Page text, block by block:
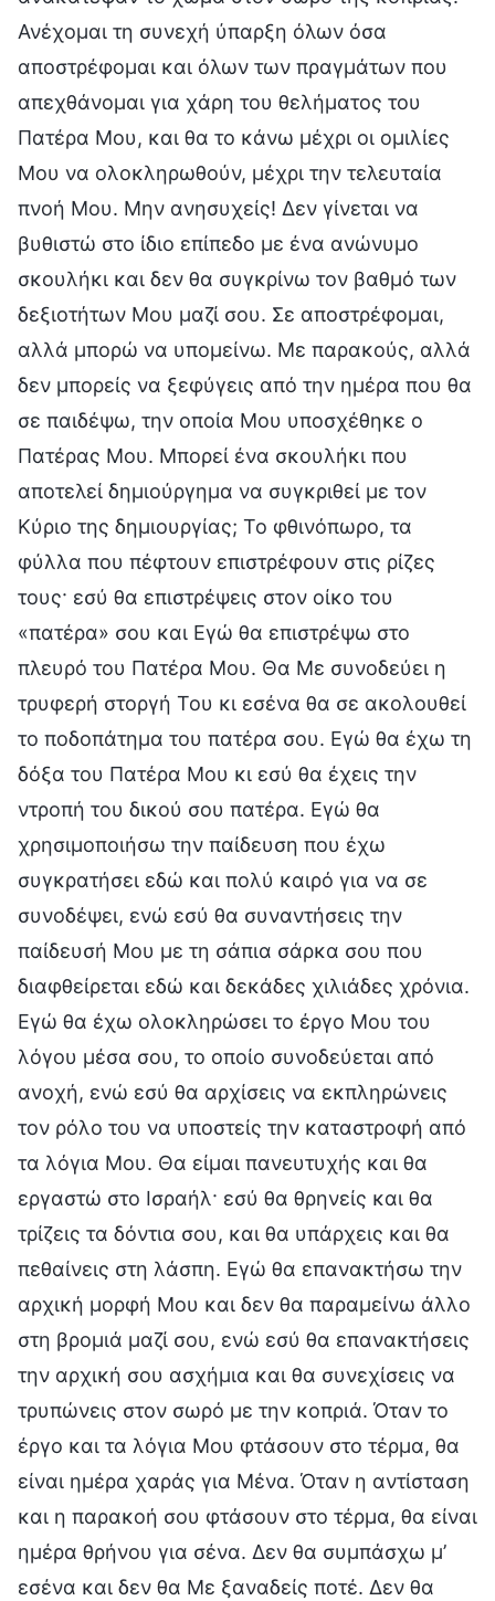
Ανέχομαι τη συνεχή ύπαρξη όλων όσα
αποστρέφομαι και όλων των πραγμάτων που
απεχθάνομαι για χάρη του θελήματος του
Πατέρα Μου, και θα το κάνω μέχρι οι ομιλίες
Μου να ολοκληρωθούν, μέχρι την τελευταία
πνοή Μου. Μην ανησυχείς! Δεν γίνεται να
βυθιστώ στο ίδιο επίπεδο με ένα ανώνυμο
σκουλήκι και δεν θα συγκρίνω τον βαθμό των
δεξιοτήτων Μου μαζί σου. Σε αποστρέφομαι,
αλλά μπορώ να υπομείνω. Με παρακούς, αλλά
δεν μπορείς να ξεφύγεις από την ημέρα που θα
σε παιδέψω, την οποία Μου υποσχέθηκε ο
Πατέρας Μου. Μπορεί ένα σκουλήκι που
αποτελεί δημιούργημα να συγκριθεί με τον
Κύριο της δημιουργίας; Το φθινόπωρο, τα
φύλλα που πέφτουν επιστρέφουν στις ρίζες
τους· εσύ θα επιστρέψεις στον οίκο του
«πατέρα» σου και Εγώ θα επιστρέψω στο
πλευρό του Πατέρα Μου. Θα Με συνοδεύει η
τρυφερή στοργή Του κι εσένα θα σε ακολουθεί
το ποδοπάτημα του πατέρα σου. Εγώ θα έχω τη
δόξα του Πατέρα Μου κι εσύ θα έχεις την
ντροπή του δικού σου πατέρα. Εγώ θα
χρησιμοποιήσω την παίδευση που έχω
συγκρατήσει εδώ και πολύ καιρό για να σε
συνοδέψει, ενώ εσύ θα συναντήσεις την
παίδευσή Μου με τη σάπια σάρκα σου που
διαφθείρεται εδώ και δεκάδες χιλιάδες χρόνια.
Εγώ θα έχω ολοκληρώσει το έργο Μου του
λόγου μέσα σου, το οποίο συνοδεύεται από
ανοχή, ενώ εσύ θα αρχίσεις να εκπληρώνεις
τον ρόλο του να υποστείς την καταστροφή από
τα λόγια Μου. Θα είμαι πανευτυχής και θα
εργαστώ στο Ισραήλ· εσύ θα θρηνείς και θα
τρίζεις τα δόντια σου, και θα υπάρχεις και θα
πεθαίνεις στη λάσπη. Εγώ θα επανακτήσω την
αρχική μορφή Μου και δεν θα παραμείνω άλλο
στη βρομιά μαζί σου, ενώ εσύ θα επανακτήσεις
την αρχική σου ασχήμια και θα συνεχίσεις να
τρυπώνεις στον σωρό με την κοπριά. Όταν το
έργο και τα λόγια Μου φτάσουν στο τέρμα, θα
είναι ημέρα χαράς για Μένα. Όταν η αντίσταση
και η παρακοή σου φτάσουν στο τέρμα, θα είναι
ημέρα θρήνου για σένα. Δεν θα συμπάσχω μ’
εσένα και δεν θα Με ξαναδείς ποτέ. Δεν θα